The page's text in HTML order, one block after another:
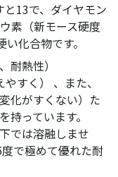
13で、ダイヤモン
素（新モース硬度
化合物です。
耐熱性）
すく） 、また、
化がすくない）た
っています。
では溶融しませ
で極めて優れた耐